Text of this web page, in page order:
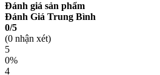
Đánh giá sản phẩm
Đánh Giá Trung Bình
0/5
(0 nhận xét)
5
0%
4